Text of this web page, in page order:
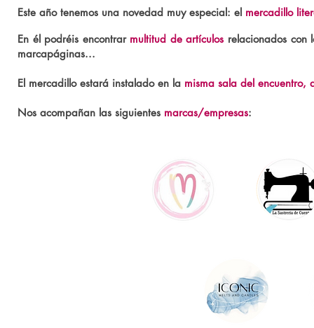
Este año tenemos una novedad muy especial: el mercadillo
En él podréis encontrar multitud de artículos relacionados con
marcapáginas...
El mercadillo estará instalado en la misma sala del encuentro,
Nos acompañan las siguientes marcas/empresas: